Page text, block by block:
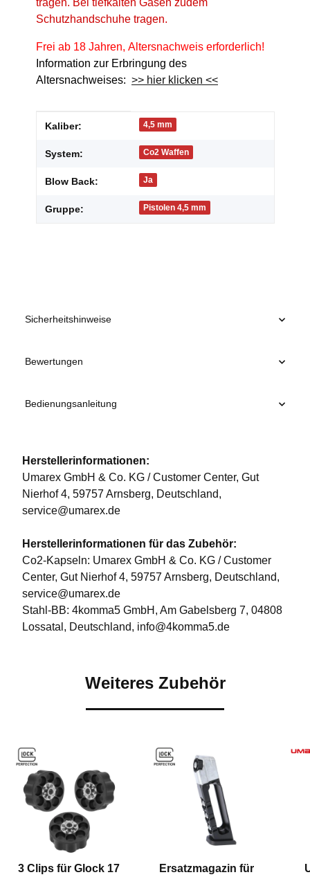
tragen. Bei tiefkalten Gasen zudem
Schutzhandschuhe tragen.
Frei ab 18 Jahren, Altersnachweis erforderlich!
Information zur Erbringung des
Altersnachweises: >> hier klicken <<
Produkteigenschaft
Wert
Kaliber: 4,5 mm
System: Co2 Waffen
Blow Back: Ja
Gruppe: Pistolen 4,5 mm
Sicherheitshinweise
Bewertungen
Bedienungsanleitung
Herstellerinformationen:
Umarex GmbH & Co. KG / Customer Center, Gut
Nierhof 4, 59757 Arnsberg, Deutschland,
service@umarex.de
Herstellerinformationen für das Zubehör:
Co2-Kapseln: Umarex GmbH & Co. KG / Customer
Center, Gut Nierhof 4, 59757 Arnsberg, Deutschland,
service@umarex.de
Stahl-BB: 4komma5 GmbH, Am Gabelsberg 7, 04808
Lossatal, Deutschland, info@4komma5.de
Weiteres Zubehör
3 Clips für Glock 17
Ersatzmagazin für